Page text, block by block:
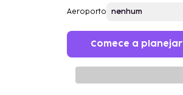
Aeroporto
Comece a planejar